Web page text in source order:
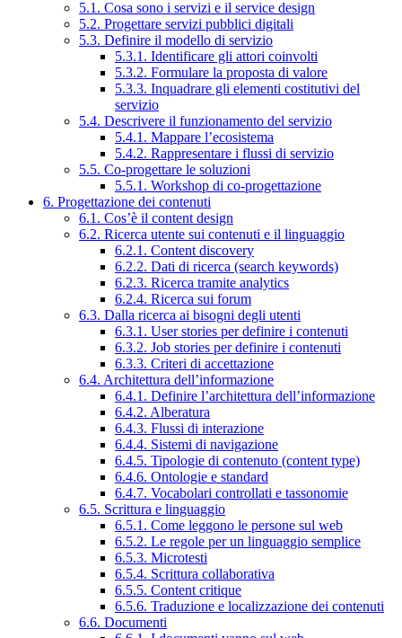
5.1. Cosa sono i servizi e il service design
5.2. Progettare servizi pubblici digitali
5.3. Definire il modello di servizio
5.3.1. Identificare gli attori coinvolti
5.3.2. Formulare la proposta di valore
5.3.3. Inquadrare gli elementi costitutivi del
servizio
5.4. Descrivere il funzionamento del servizio
5.4.1. Mappare l’ecosistema
5.4.2. Rappresentare i flussi di servizio
5.5. Co-progettare le soluzioni
5.5.1. Workshop di co-progettazione
6. Progettazione dei contenuti
6.1. Cos’è il content design
6.2. Ricerca utente sui contenuti e il linguaggio
6.2.1. Content discovery
6.2.2. Dati di ricerca (search keywords)
6.2.3. Ricerca tramite analytics
6.2.4. Ricerca sui forum
6.3. Dalla ricerca ai bisogni degli utenti
6.3.1. User stories per definire i contenuti
6.3.2. Job stories per definire i contenuti
6.3.3. Criteri di accettazione
6.4. Architettura dell’informazione
6.4.1. Definire l’architettura dell’informazione
6.4.2. Alberatura
6.4.3. Flussi di interazione
6.4.4. Sistemi di navigazione
6.4.5. Tipologie di contenuto (content type)
6.4.6. Ontologie e standard
6.4.7. Vocabolari controllati e tassonomie
6.5. Scrittura e linguaggio
6.5.1. Come leggono le persone sul web
6.5.2. Le regole per un linguaggio semplice
6.5.3. Microtesti
6.5.4. Scrittura collaborativa
6.5.5. Content critique
6.5.6. Traduzione e localizzazione dei contenuti
6.6. Documenti